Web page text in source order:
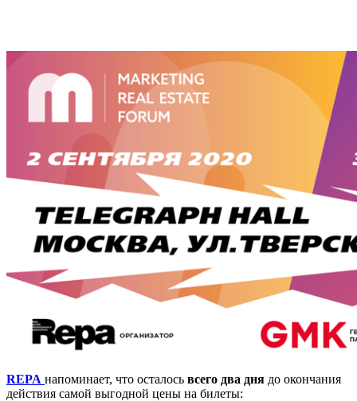
REPA напоминает, что осталось всего два дня до окончания
действия самой выгодной цены на билеты: